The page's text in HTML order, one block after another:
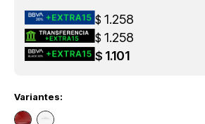
$ 1.258
$ 1.258
$ 1.101
Variantes: